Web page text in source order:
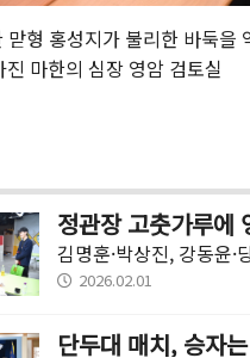
형 홍성지가 불리한 바둑을
진 마한의 심장 영암 검토실
정관장 고춧가루에
2026.02.01